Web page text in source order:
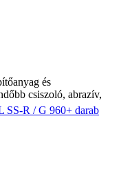
és
csiszoló, abrazív,